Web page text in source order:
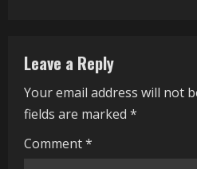
i
n
u
e
Leave a Reply
Your email address will not
fields are marked *
Comment*